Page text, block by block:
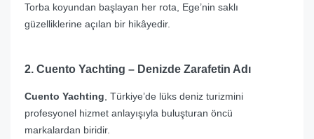
Torba koyundan başlayan her rota, Ege’nin saklı
güzelliklerine açılan bir hikâyedir.
2. Cuento Yachting – Denizde Zarafetin Adı
Cuento Yachting , Türkiye’de lüks deniz turizmini
profesyonel hizmet anlayışıyla buluşturan öncü
markalardan biridir.